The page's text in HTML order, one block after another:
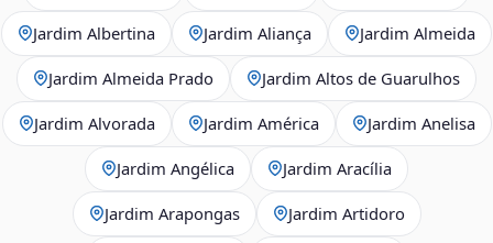
Jardim Albertina Jardim Aliança Jardim Almeida
Jardim Almeida Prado Jardim Altos de Guarulhos
Jardim Alvorada Jardim América Jardim Anelisa
Jardim Angélica Jardim Aracília
Jardim Arapongas Jardim Artidoro